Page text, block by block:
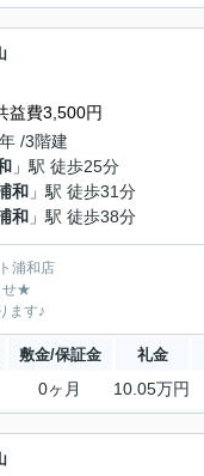
益費3,500円
/3階建
」駅 徒歩25分
和 」駅 徒歩31分
和 」駅 徒歩38分
浦和店
せ★
ます♪
敷金/保証金 礼金
0ヶ月 10.05万円